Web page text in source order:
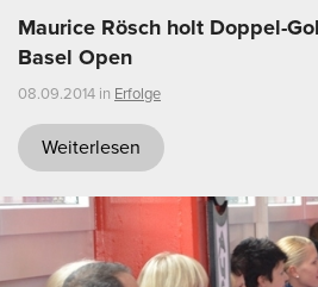
Maurice Rösch holt Doppel-
Basel Open
08.09.2014 in Erfolge
Weiterlesen